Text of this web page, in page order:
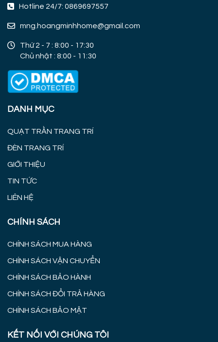
Hotline 24/7: 0869697557
mng.hoangminhhome@gmail.com
Thứ 2 - 7 : 8:00 - 17:30
Chủ nhật : 8:00 - 11:30
DANH MỤC
QUẠT TRẦN TRANG TRÍ
ĐÈN TRANG TRÍ
GIỚI THIỆU
TIN TỨC
LIÊN HỆ
CHÍNH SÁCH
CHÍNH SÁCH MUA HÀNG
CHÍNH SÁCH VẬN CHUYỂN
CHÍNH SÁCH BẢO HÀNH
CHÍNH SÁCH ĐỔI TRẢ HÀNG
CHÍNH SÁCH BẢO MẬT
KẾT NỐI VỚI CHÚNG TÔI